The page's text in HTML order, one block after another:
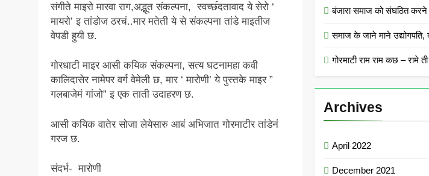
संगीते माइरो मारवा राग,अद्भूत संकल्पना, स्वच्छ॔दतावाद ये सेरो ‘
मायरो’ इ तांडोज ठरचं..मार मतेती ये से संकल्पना तांडे माइतीज
वेपडी हुयी छ.
गोरधाटी माइर आसी कयिक संकल्पना, सत्य घटनामहा कवी
कालिदासेर नामेपर वर्ग वेमेली छ, मार ‘ मारोणी’ ये पुस्तके माइर ”
गलबाजेमं गांजो” इ एक ताती उदाहरण छ.
आसी कयिक वातेर सोजा लेयेसारु आबं अभिजात गोरमाटीर तांडेनं
गरज छ.
संदर्भ- मारोणी
बंजारा समाज को संघठित
समाज के जाने माने
गोरमाटी राम राम कछ – रामे
Archives
April 2022
December 2021